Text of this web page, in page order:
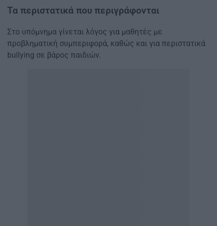
Τα περιστατικά που περιγράφονται
Στο υπόμνημα γίνεται λόγος για μαθητές με
προβληματική συμπεριφορά, καθώς και για περιστατικά
bullying σε βάρος παιδιών.